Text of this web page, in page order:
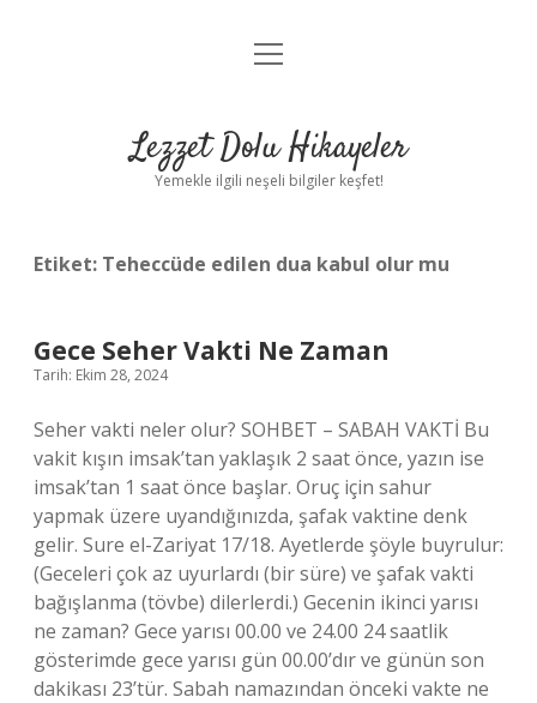
Anasayfa
Yasal Uyarı
menüyü
Lezzet Dolu Hikayeler
Yemekle ilgili neşeli bilgiler keşfet!
Etiket: Teheccüde edilen dua kabul olur mu
Gece Seher Vakti Ne Zaman
Tarih: Ekim 28, 2024
Seher vakti neler olur? SOHBET – SABAH VAKTİ Bu
vakit kışın imsak’tan yaklaşık 2 saat önce, yazın ise
imsak’tan 1 saat önce başlar. Oruç için sahur
yapmak üzere uyandığınızda, şafak vaktine denk
gelir. Sure el-Zariyat 17/18. Ayetlerde şöyle buyrulur:
(Geceleri çok az uyurlardı (bir süre) ve şafak vakti
bağışlanma (tövbe) dilerlerdi.) Gecenin ikinci yarısı
ne zaman? Gece yarısı 00.00 ve 24.00 24 saatlik
gösterimde gece yarısı gün 00.00’dır ve günün son
dakikası 23’tür. Sabah namazından önceki vakte ne